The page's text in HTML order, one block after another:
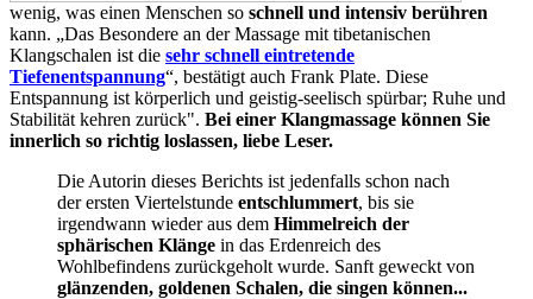
wenig, was einen Menschen so schnell und intensiv berühren
kann. „Das Besondere an der Massage mit tibetanischen
Klangschalen ist die sehr schnell eintretende
Tiefenentspannung“, bestätigt auch Frank Plate. Diese
Entspannung ist körperlich und geistig-seelisch spürbar; Ruhe und
Stabilität kehren zurück". Bei einer Klangmassage können Sie
innerlich so richtig loslassen, liebe Leser.
Die Autorin dieses Berichts ist jedenfalls schon nach
der ersten Viertelstunde entschlummert, bis sie
irgendwann wieder aus dem Himmelreich der
sphärischen Klänge in das Erdenreich des
Wohlbefindens zurückgeholt wurde. Sanft geweckt von
glänzenden, goldenen Schalen, die singen können...